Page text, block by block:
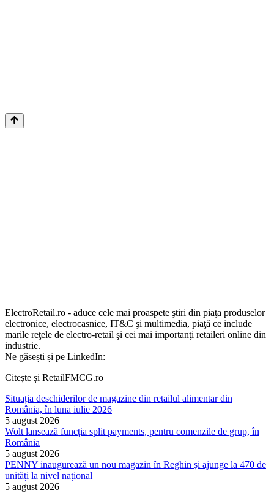
ElectroRetail.ro - aduce cele mai proaspete ştiri din piaţa produselor
electronice, electrocasnice, IT&C şi multimedia, piaţă ce include
marile reţele de electro-retail şi cei mai importanţi retaileri online din
industrie.
Ne găsești și pe LinkedIn:
Citește și RetailFMCG.ro
Situația deschiderilor de magazine din retailul alimentar din
România, în luna iulie 2026
5 august 2026
Wolt lansează funcția split payments, pentru comenzile de grup, în
România
5 august 2026
PENNY inaugurează un nou magazin în Reghin și ajunge la 470 de
unități la nivel național
5 august 2026